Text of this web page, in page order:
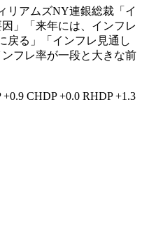
リアムズNY連銀総裁「イ
」「来年には、インフレ
戻る」「インフレ見通し
フレ率が一段と大きな前
CHDP +0.0 RHDP +1.3